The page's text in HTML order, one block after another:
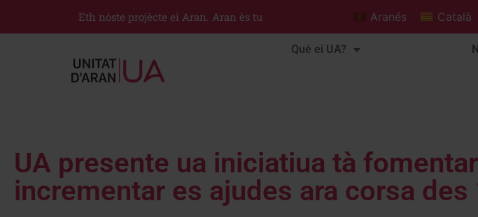
Eth nòste projècte ei Aran. Aran ès tu Aranés Català
Qué ei UA?
UA presente ua iniciatiua tà
incrementar es ajudes ara corsa